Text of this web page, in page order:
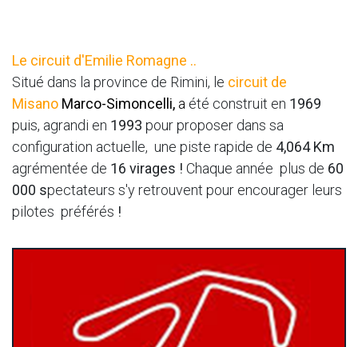
Le circuit d'Emilie Romagne ..
Situé dans la province de Rimini, le circuit de
Misano Marco-Simoncelli, a été construit en 1969
puis, agrandi en 1993 pour proposer dans sa
configuration actuelle, une piste rapide de 4,064 Km
agrémentée de 16 virages ! Chaque année plus de 60
000 spectateurs s'y retrouvent pour encourager leurs
pilotes préférés !